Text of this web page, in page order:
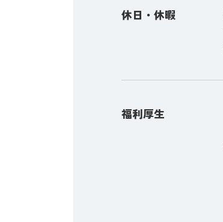
休日・休暇
福利厚生